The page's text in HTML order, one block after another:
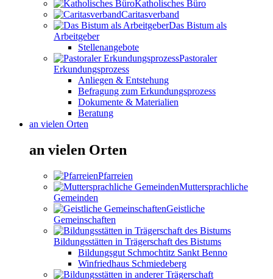
Katholisches Büro
Caritasverband
Das Bistum als
Arbeitgeber
Stellenangebote
Pastoraler
Erkundungsprozess
Anliegen & Entstehung
Befragung zum Erkundungsprozess
Dokumente & Materialien
Beratung
an vielen Orten
an vielen Orten
Pfarreien
Muttersprachliche
Gemeinden
Geistliche
Gemeinschaften
Bildungsstätten in Trägerschaft des Bistums
Bildungsgut Schmochtitz Sankt Benno
Winfriedhaus Schmiedeberg